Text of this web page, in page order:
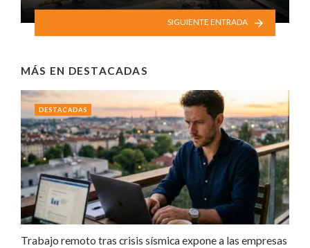
SIGUIENTE ENTRADA
MÁS EN DESTACADAS
Trabajo remoto tras crisis sísmica expone a las empresas
DESTACADAS